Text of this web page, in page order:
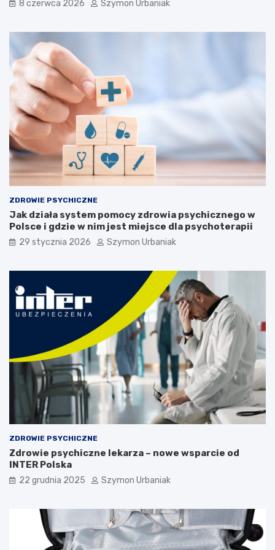
r
c
e
u
d
e
c
i
:
o
j
a
w
y
r
y
n
o
z
a
c
–
m
u
s
w
i
e
d
z
e
ć
?
8 czerwca 2026 Szymon Urbaniak
ZDROWIE PSYCHICZNE
Jak działa system pomocy zdrowia psychicznego w
Polsce i gdzie w nim jest miejsce dla psychoterapii
29 stycznia 2026 Szymon Urbaniak
ZDROWIE PSYCHICZNE
Zdrowie psychiczne lekarza – nowe wsparcie od
INTER Polska
22 grudnia 2025 Szymon Urbaniak